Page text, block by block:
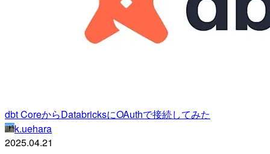
dbt CoreからDatabricksにOAuthで接続してみた
k.uehara
2025.04.21